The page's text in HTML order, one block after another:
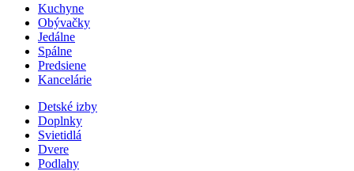
Kuchyne
Obývačky
Jedálne
Spálne
Predsiene
Kancelárie
Detské izby
Doplnky
Svietidlá
Dvere
Podlahy